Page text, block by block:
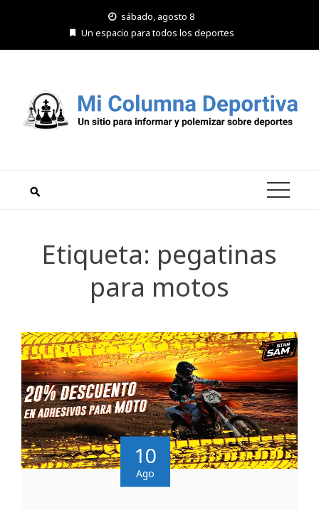
sábado, agosto 8
Un espacio para todos los deportes
Etiqueta: pegatinas
para motos
10
Ago